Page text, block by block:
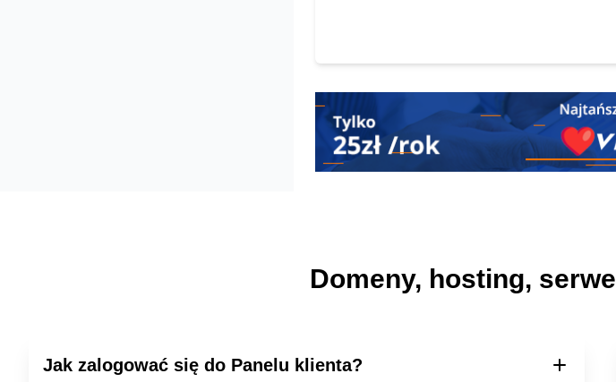
Domeny, hosting,
Jak zalogować się do Panelu klienta?